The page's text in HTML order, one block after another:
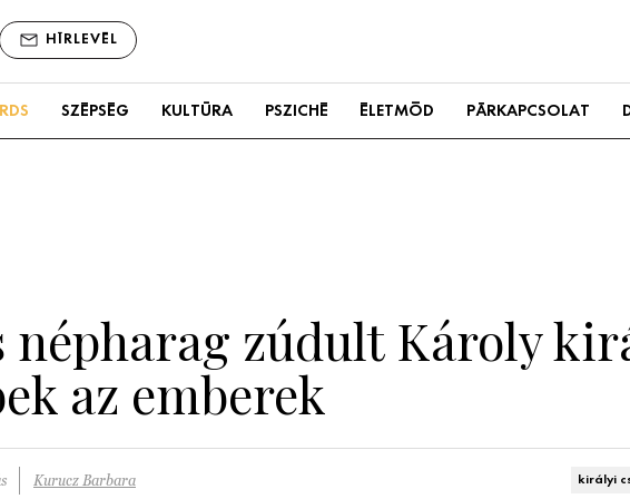
HÍRLEVÉL
SZÉPSÉG KULTÚRA PSZICHÉ ÉLETMÓD PÁRKAPCSOLAT
népharag zúdult Károly
az emberek
Kurucz Barbara királyi